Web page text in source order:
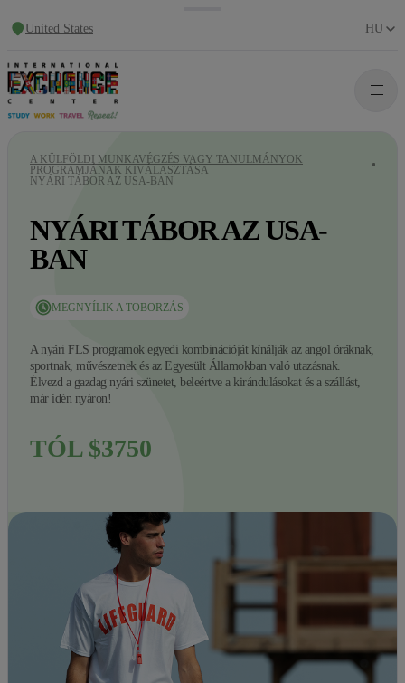
United States HU
A KÜLFÖLDI MUNKAVÉGZÉS VAGY TANULMÁNYOK
PROGRAMJÁNAK KIVÁLASZTÁSA
NYÁRI TÁBOR AZ USA-BAN
NYÁRI TÁBOR AZ USA-
BAN
MEGNYÍLIK A TOBORZÁS
A nyári FLS programok egyedi kombinációját kínálják az angol óráknak,
sportnak, művészetnek és az Egyesült Államokban való utazásnak.
Élvezd a gazdag nyári szünetet, beleértve a kirándulásokat és a szállást,
már idén nyáron!
TÓL $3750